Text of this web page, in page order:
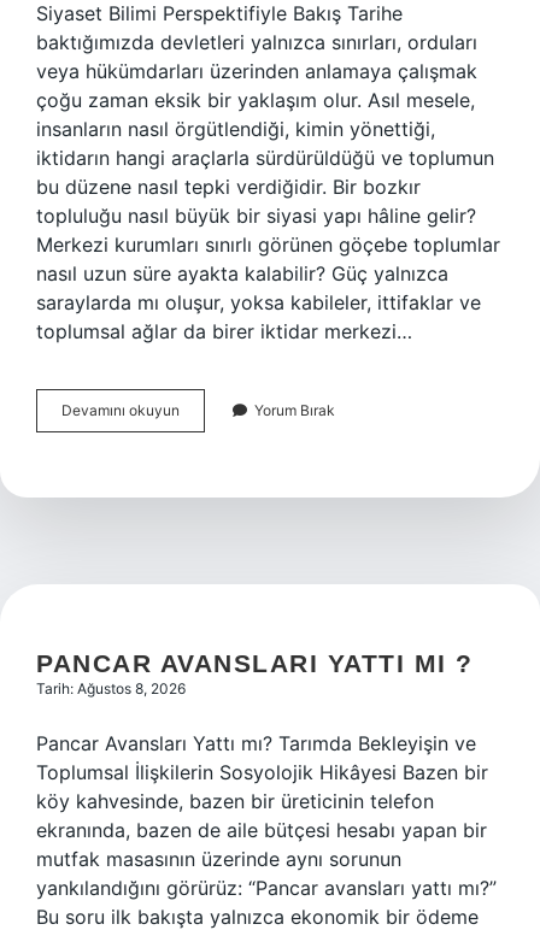
Siyaset Bilimi Perspektifiyle Bakış Tarihe
baktığımızda devletleri yalnızca sınırları, orduları
veya hükümdarları üzerinden anlamaya çalışmak
çoğu zaman eksik bir yaklaşım olur. Asıl mesele,
insanların nasıl örgütlendiği, kimin yönettiği,
iktidarın hangi araçlarla sürdürüldüğü ve toplumun
bu düzene nasıl tepki verdiğidir. Bir bozkır
topluluğu nasıl büyük bir siyasi yapı hâline gelir?
Merkezi kurumları sınırlı görünen göçebe toplumlar
nasıl uzun süre ayakta kalabilir? Güç yalnızca
saraylarda mı oluşur, yoksa kabileler, ittifaklar ve
toplumsal ağlar da birer iktidar merkezi…
Devamını okuyun
Ruan
?
Yorum Bırak
PANCAR AVANSLARI YATTI MI ?
Tarih: Ağustos 8, 2026
Pancar Avansları Yattı mı? Tarımda Bekleyişin ve
Toplumsal İlişkilerin Sosyolojik Hikâyesi Bazen bir
köy kahvesinde, bazen bir üreticinin telefon
ekranında, bazen de aile bütçesi hesabı yapan bir
mutfak masasının üzerinde aynı sorunun
yankılandığını görürüz: “Pancar avansları yattı mı?”
Bu soru ilk bakışta yalnızca ekonomik bir ödeme